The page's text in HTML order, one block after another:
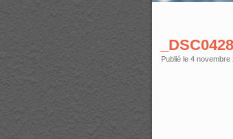
_DSC0428
Publié le 4 novembre